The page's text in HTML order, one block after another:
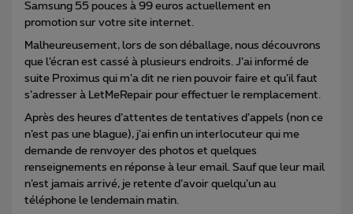
Samsung 55 pouces à 99 euros actuellement en
promotion sur votre site internet.
Malheureusement, lors de son déballage, nous découvrons
que l’écran est cassé à plusieurs endroits. J’ai informé de
suite Proximus qui m’a dit ne rien pouvoir faire et qu’il faut
s’adresser à LetMeRepair pour effectuer le remplacement.
Après des heures d’attentes de tentatives d’appels (non ce
n’est pas une blague), j’ai enfin un interlocuteur qui me
demande de renvoyer des photos et quelques
renseignements en réponse à leur email. Sauf que leur mail
n’est jamais arrivé, je retente d’avoir quelqu’un au
téléphone le lendemain matin.